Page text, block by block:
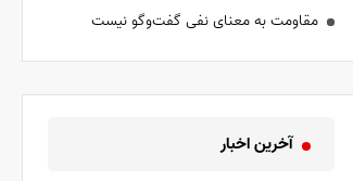
مقاومت به معنای نفی گفت‌و‌گو نیست
آخرین اخبار